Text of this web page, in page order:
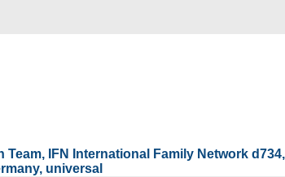
IFN International Family Network
universal